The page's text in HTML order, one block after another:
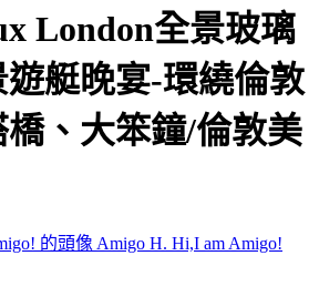
London全景玻璃
艇晚宴-環繞倫敦
橋、大笨鐘/倫敦美
Amigo H. Hi,I am Amigo!